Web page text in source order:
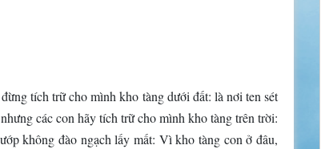
tích trữ cho mình kho tàng dưới đất: là nơi ten sét
các con hãy tích trữ cho mình kho tàng trên trời:
không đào ngạch lấy mất: Vì kho tàng con ở đâu,